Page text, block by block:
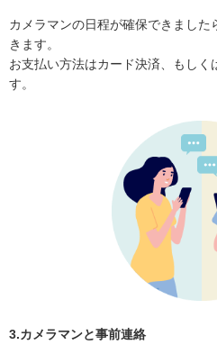
カメラマンの日程が確保できまし
きます。
お支払い方法はカード決済、もしく
す。
3.カメラマンと事前連絡